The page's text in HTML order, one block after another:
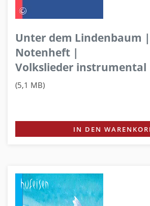
Unter dem Lindenbaum |
Notenheft |
Volkslieder instrumental
(5,1 MB)
IN DEN